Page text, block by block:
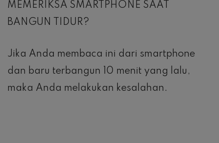
MEMERIKSA SMARTPHONE SAAT
BANGUN TIDUR?
Jika Anda membaca ini dari smartphone
dan baru terbangun 10 menit yang lalu,
maka Anda melakukan kesalahan.